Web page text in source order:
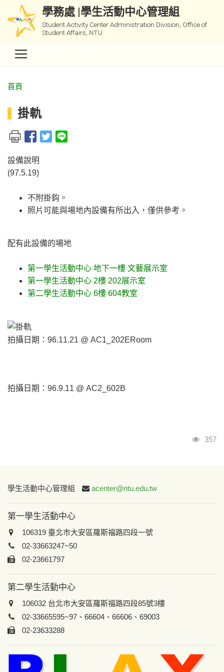
學務處 |學生活動中心管理組
Student Activity Center Administration Division, Office of
Student Affairs, NTU
首頁
掛軌
設備說明
(97.5.19)
不附掛鈎。
照片可能與場地內設備有所出入，僅供參考。
配有此設備的場地
第一學生活動中心 地下一樓 文藝展示室
第一學生活動中心 2樓 202展示室
第二學生活動中心 6樓 604教室
拍攝日期：96.11.21 @ AC1_202ERoom
拍攝日期：96.9.11 @ AC2_602B
瀏覽
357
:::
學生活動中心管理組 acenter@ntu.edu.tw
第一學生活動中心
106319 臺北市大安區羅斯福路四段一號
02-33663247~50
02-23661797
第二學生活動中心
106032 台北市大安區羅斯福路四段85號3樓
02-33665595~97、66604、66606、69003
02-23633288